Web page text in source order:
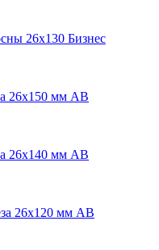
26х130 Бизнес
26х150 мм АВ
26х140 мм АВ
26х120 мм АВ